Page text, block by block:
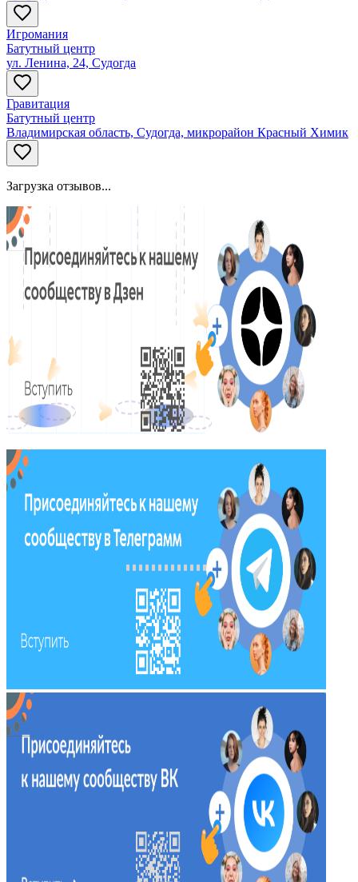
Игромания
Батутный центр
ул. Ленина, 24, Судогда
Гравитация
Батутный центр
Владимирская область, Судогда, микрорайон Красный Химик
Загрузка отзывов...